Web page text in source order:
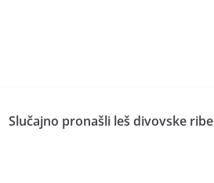
Slučajno pronašli leš divovske ribe